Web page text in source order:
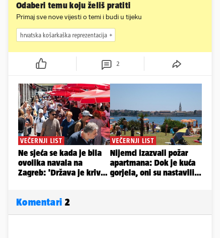
Odaberi temu koju želiš pratiti
Primaj sve nove vijesti o temi i budi u tijeku
hrvatska košarkaška reprezentacija
2
Komentari 2